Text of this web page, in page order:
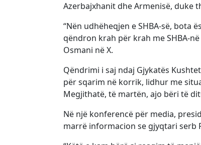
Azerbajxhanit dhe Armenisë, duke
“Nën udhëheqjen e SHBA-së, bota
qëndron krah për krah me SHBA-
Osmani në X.
Qëndrimi i saj ndaj Gjykatës
për sqarim në korrik, lidhur me
Megjithatë, të martën, ajo bëri të
Në një konferencë për media,
marrë informacion se gjyqtari serb